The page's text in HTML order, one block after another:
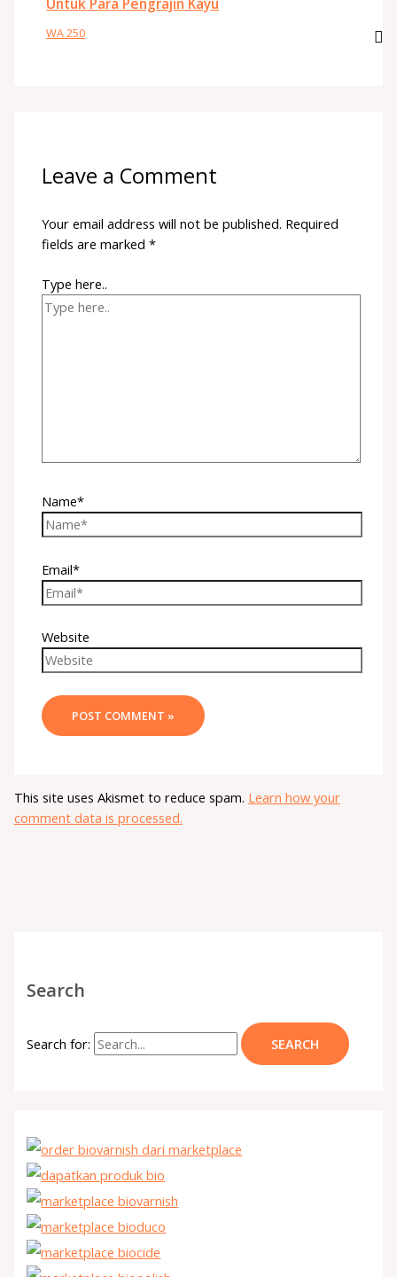
WA 250
Leave a Comment
Your email address will not be published. Required
fields are marked*
Type here..
Name*
Email*
Website
This site uses Akismet to reduce spam. Learn how your
comment data is processed.
Search
Search for: